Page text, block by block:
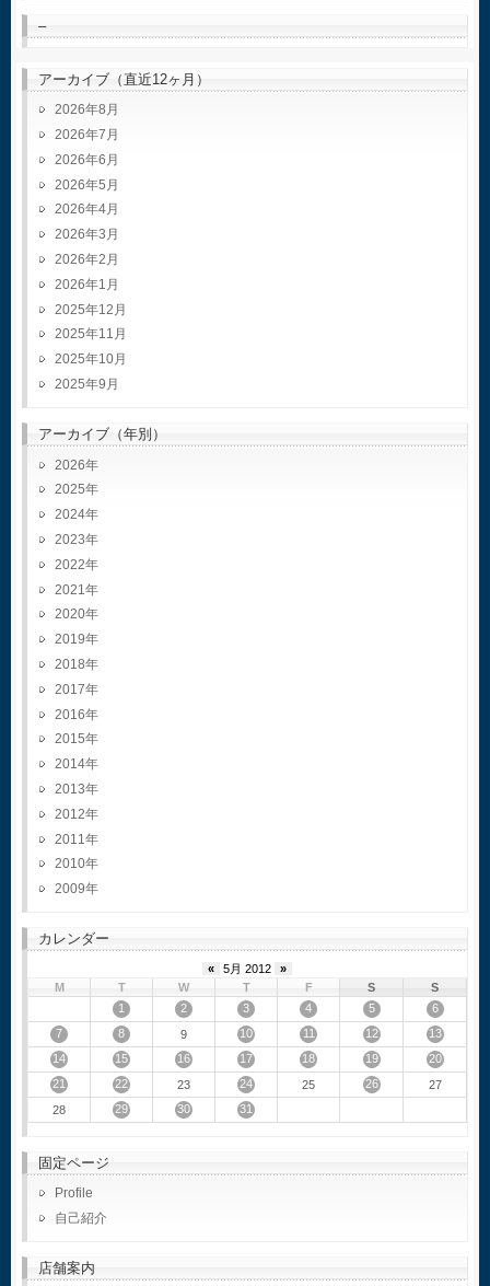
–
アーカイブ（直近12ヶ月）
2026年8月
2026年7月
2026年6月
2026年5月
2026年4月
2026年3月
2026年2月
2026年1月
2025年12月
2025年11月
2025年10月
2025年9月
アーカイブ（年別）
2026
2025
2024
2023
2022
2021
2020
2019
2018
2017
2016
2015
2014
2013
2012
2011
2010
2009
カレンダー
« 5月 2012
»
M
T W T F S
S
1
2 3 4 5
6
7
8 9 10 11 12
13
14
15 16 17 18 19
20
21
22 23 24 25 26
27
28
29 30 31
固定ページ
Profile
自己紹介
店舗案内